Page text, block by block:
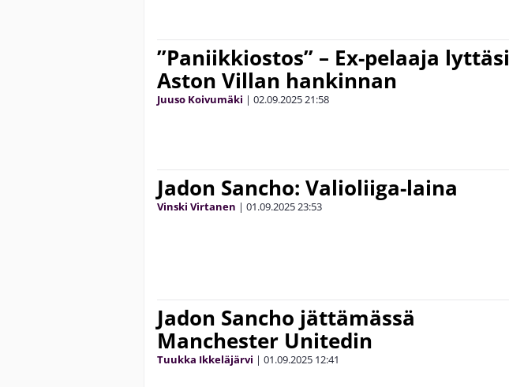
”Paniikkiostos” – Ex-pelaaja lyttäsi
Aston Villan hankinnan
Juuso Koivumäki | 02.09.202521:58
Jadon Sancho: Valioliiga-laina
Vinski Virtanen | 01.09.202523:53
Jadon Sancho jättämässä
Manchester Unitedin
Tuukka Ikkeläjärvi | 01.09.2025 12:41